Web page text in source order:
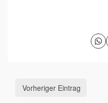
Vorheriger Eintrag